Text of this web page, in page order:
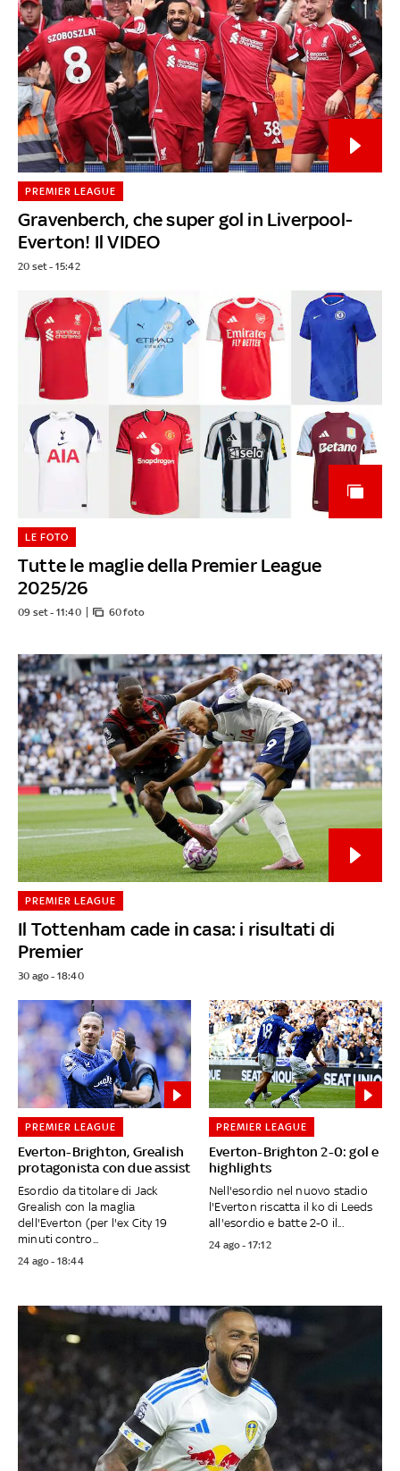
Gravenberch, che super gol in Liverpool-
Everton! Il VIDEO
PREMIER LEAGUE
20 set - 15:42
Tutte le maglie della Premier League
2025/26
LE FOTO
09 set - 11:40 60 foto
Il Tottenham cade in casa: i risultati di
Premier
PREMIER LEAGUE
30 ago - 18:40
Everton-Brighton, Grealish
protagonista con due assist
PREMIER LEAGUE
Esordio da titolare di Jack
Grealish con la maglia
dell'Everton (per l'ex City 19
minuti contro...
24 ago - 18:44
Everton-Brighton 2-0: gol e
highlights
PREMIER LEAGUE
Nell'esordio nel nuovo stadio
l'Everton riscatta il ko di Leeds
all'esordio e batte 2-0 il...
24 ago - 17:12